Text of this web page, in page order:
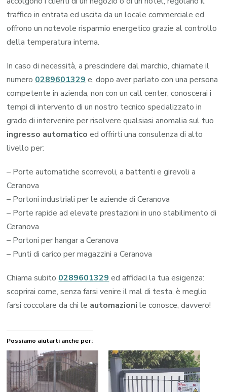
traffico in entrata ed uscita da un locale commerciale ed
offrono un notevole risparmio energetico grazie al controllo
della temperatura interna.
In caso di necessità, a prescindere dal marchio, chiamate il
numero 0289601329 e, dopo aver parlato con una persona
competente in azienda, non con un call center, conoscerai i
tempi di intervento di un nostro tecnico specializzato in
grado di intervenire per risolvere qualsiasi anomalia sul tuo
ingresso automatico ed offrirti una consulenza di alto
livello per:
– Porte automatiche scorrevoli, a battenti e girevoli a
Ceranova
– Portoni industriali per le aziende di Ceranova
– Porte rapide ad elevate prestazioni in uno stabilimento di
Ceranova
– Portoni per hangar a Ceranova
– Punti di carico per magazzini a Ceranova
Chiama subito 0289601329 ed affidaci la tua esigenza:
scoprirai come, senza farsi venire il mal di testa, è meglio
farsi coccolare da chi le automazioni le conosce, davvero!
Possiamo aiutarti anche per: